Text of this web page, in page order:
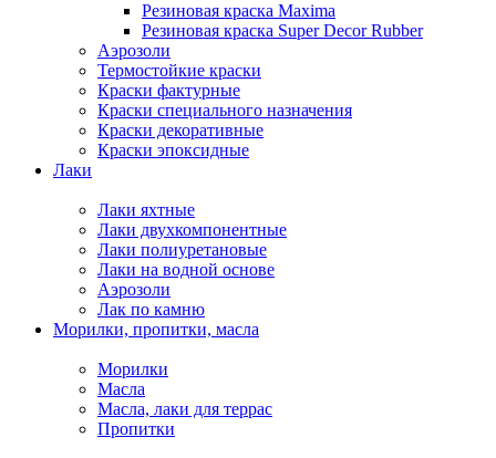
Резиновая краска Maxima
Резиновая краска Super Decor Rubber
Аэрозоли
Термостойкие краски
Краски фактурные
Краски специального назначения
Краски декоративные
Краски эпоксидные
Лаки
Лаки яхтные
Лаки двухкомпонентные
Лаки полиуретановые
Лаки на водной основе
Аэрозоли
Лак по камню
Морилки, пропитки, масла
Морилки
Масла
Масла, лаки для террас
Пропитки